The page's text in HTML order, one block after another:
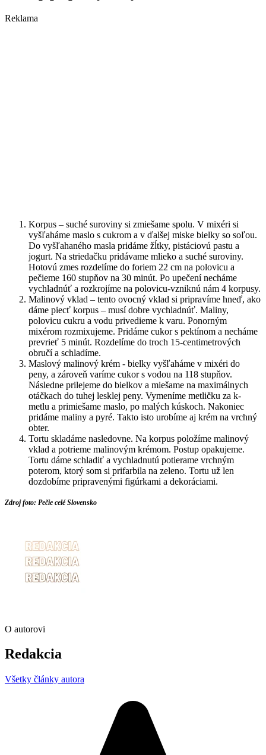
Reklama
Korpus – suché suroviny si zmiešame spolu. V mixéri si
vyšľaháme maslo s cukrom a v ďalšej miske bielky so soľou.
Do vyšľahaného masla pridáme žĺtky, pistáciovú pastu a
jogurt. Na striedačku pridávame mlieko a suché suroviny.
Hotovú zmes rozdelíme do foriem 22 cm na polovicu a
pečieme 160 stupňov na 30 minút. Po upečení necháme
vychladnúť a rozkrojíme na polovicu-vzniknú nám 4 korpusy.
Malinový vklad – tento ovocný vklad si pripravíme hneď, ako
dáme piecť korpus – musí dobre vychladnúť. Maliny,
polovicu cukru a vodu privedieme k varu. Ponorným
mixérom rozmixujeme. Pridáme cukor s pektínom a necháme
prevrieť 5 minút. Rozdelíme do troch 15-centimetrových
obručí a schladíme.
Maslový malinový krém - bielky vyšľaháme v mixéri do
peny, a zároveň varíme cukor s vodou na 118 stupňov.
Následne prilejeme do bielkov a miešame na maximálnych
otáčkach do tuhej lesklej peny. Vymeníme metličku za k-
metlu a primiešame maslo, po malých kúskoch. Nakoniec
pridáme maliny a pyré. Takto isto urobíme aj krém na vrchný
obter.
Tortu skladáme nasledovne. Na korpus položíme malinový
vklad a potrieme malinovým krémom. Postup opakujeme.
Tortu dáme schladiť a vychladnutú potierame vrchným
poterom, ktorý som si prifarbila na zeleno. Tortu už len
dozdobíme pripravenými figúrkami a dekoráciami.
Zdroj foto: Pečie celé Slovensko
O autorovi
Redakcia
Všetky články autora